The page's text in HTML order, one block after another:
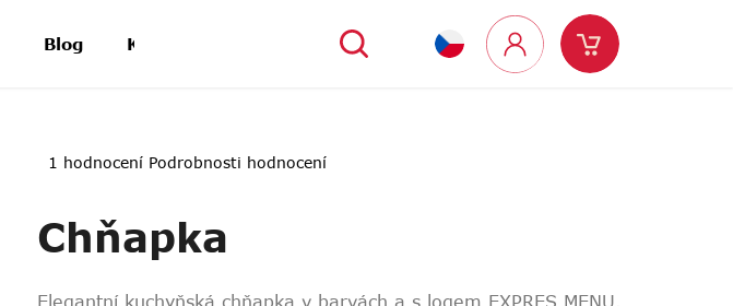
Blog Kontakt
Hledat
Nákupní
Průměrné
je
5,0
1 hodnocení Podrobnosti hodnocení
Chňapka
Elegantní kuchyňská chňapka v barvách a s logem EXPRES MENU.